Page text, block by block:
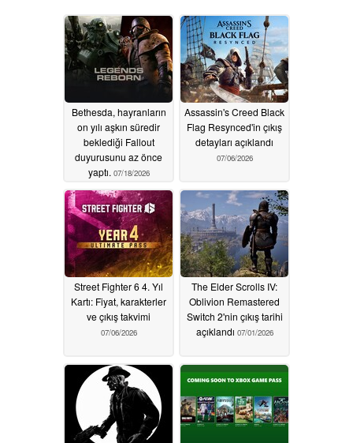
Bethesda, hayranların
on yılı aşkın süredir
beklediği Fallout
duyurusunu az önce
yaptı. 07/18/2026
Assassin's Creed Black
Flag Resynced'in çıkış
detayları açıklandı
07/06/2026
Street Fighter 6 4. Yıl
Kartı: Fiyat, karakterler
ve çıkış takvimi
07/06/2026
The Elder Scrolls IV:
Oblivion Remastered
Switch 2'nin çıkış tarihi
açıklandı 07/01/2026